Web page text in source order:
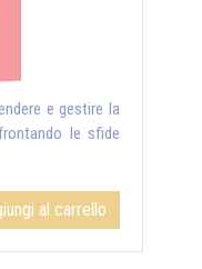
e gestire la
le sfide
al carrello